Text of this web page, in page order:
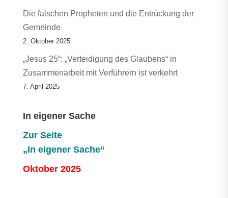
Die falschen Propheten und die Entrückung der
Gemeinde
2. Oktober 2025
„Jesus 25“: „Verteidigung des Glaubens“ in
Zusammenarbeit mit Verführern ist verkehrt
7. April 2025
In eigener Sache
Zur Seite
„In eigener Sache“
Oktober 2025